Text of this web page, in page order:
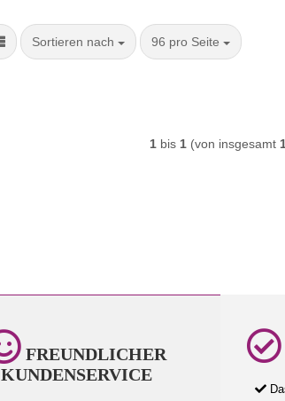
Sortieren nach
Sortieren nach 96 pro Seite
pro Seite
1bis 1(von insgesamt
FREUNDLICHER
KUNDENSERVICE